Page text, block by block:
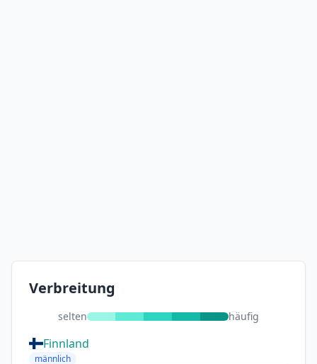
Verbreitung
selten häufig
Finnland
männlich